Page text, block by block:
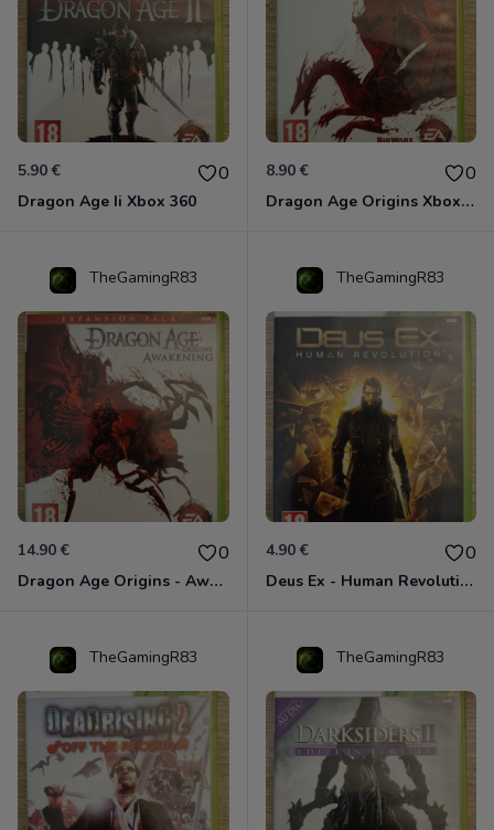
5.90 € 0
Dragon Age Ii Xbox 360
8.90 € 0
Dragon Age Origins Xbox 360
TheGamingR83
14.90 € 0
Dragon Age Origins - Awakening Xbox 360
TheGamingR83
4.90 € 0
Deus Ex - Human Revolution Xbox 360
TheGamingR83 TheGamingR83